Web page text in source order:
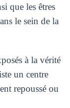
que les êtres
le sein de la
à la vérité
un centre
repoussé ou